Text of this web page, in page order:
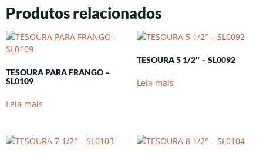
Produtos relacionados
TESOURA PARA FRANGO –
SL0109
Leia mais
TESOURA 5 1/2″ – SL0092
Leia mais